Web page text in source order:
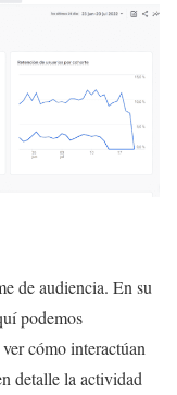
de audiencia. En su
podemos
cómo interactúan
detalle la actividad